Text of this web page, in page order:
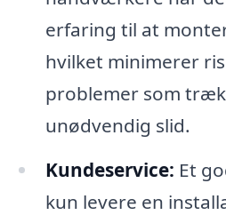
erfaring til at
hvilket minimerer
problemer som
unødvendig slid.
Kundeservice: Et
kun levere en